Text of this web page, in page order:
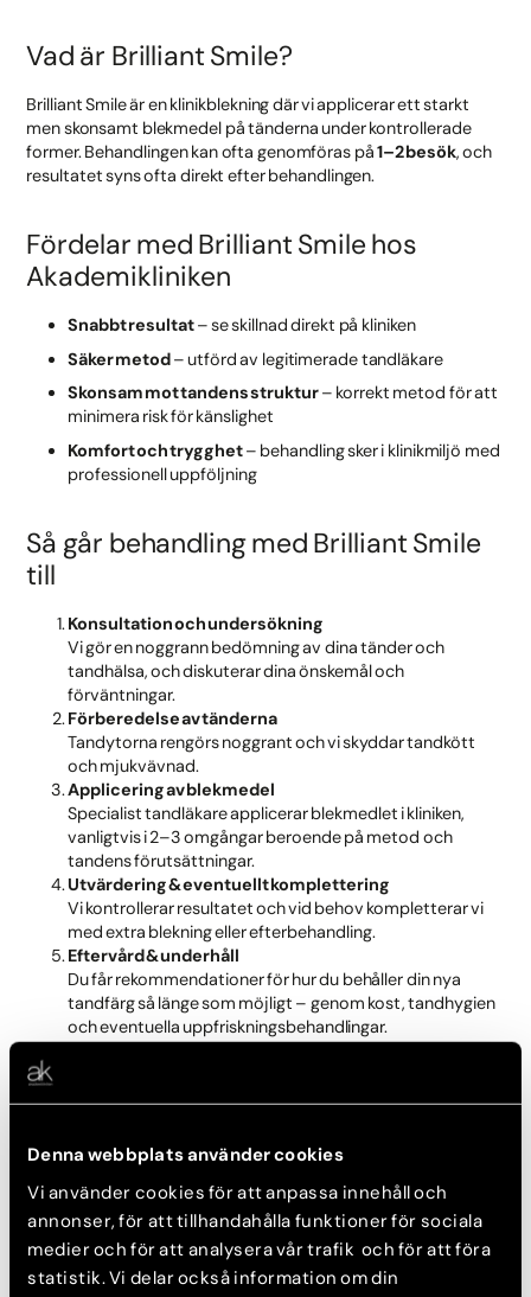
Denna webbplats använder cookies
Vi använder cookies för att anpassa innehåll och
annonser, för att tillhandahålla funktioner för sociala
medier och för att analysera vår trafik och för att föra
statistik. Vi delar också information om din
Vad är Brilliant Smile?
Brilliant Smile är en klinikblekning där vi applicerar ett starkt
men skonsamt blekmedel på tänderna under kontrollerade
former. Behandlingen kan ofta genomföras på1–2 besök, och
resultatet syns ofta direkt efter behandlingen.
Fördelar med Brilliant Smile hos
Akademikliniken
Snabbt resultat– se skillnad direkt på kliniken
Säker metod– utförd av legitimerade tandläkare
Skonsam mot tandens struktur– korrekt metod för att
minimera risk för känslighet
Komfort och trygghet– behandling sker i klinikmiljö med
professionell uppföljning
Så går behandling med Brilliant Smile
till
Konsultation och undersökning
Vi gör en noggrann bedömning av dina tänder och
tandhälsa, och diskuterar dina önskemål och
förväntningar.
Förberedelse av tänderna
Tandytorna rengörs noggrant och vi skyddar tandkött
och mjukvävnad.
Applicering av blekmedel
Specialist tandläkare applicerar blekmedlet i kliniken,
vanligtvis i 2–3 omgångar beroende på metod och
tandens förutsättningar.
Utvärdering & eventuellt komplettering
Vi kontrollerar resultatet och vid behov kompletterar vi
med extra blekning eller efterbehandling.
Eftervård & underhåll
Du får rekommendationer för hur du behåller din nya
tandfärg så länge som möjligt – genom kost, tandhygien
och eventuella uppfriskningsbehandlingar.
Vem passar Brilliant Smile för?
Brilliant Smile är lämpligt för dig som:
Vill ha snabba resultat utan att använda skenor hemma
Vill bleka flera tänder samtidigt
Har friska tänder och tandkött (ingen aktiv karies eller
stora fyllningar på de tänder som ska blekas)